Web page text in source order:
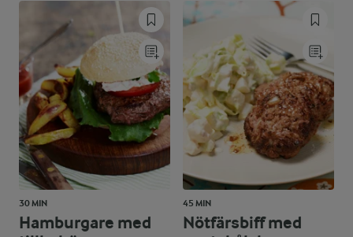
30 MIN
Hamburgare med
45 MIN
Nötfärsbiff med